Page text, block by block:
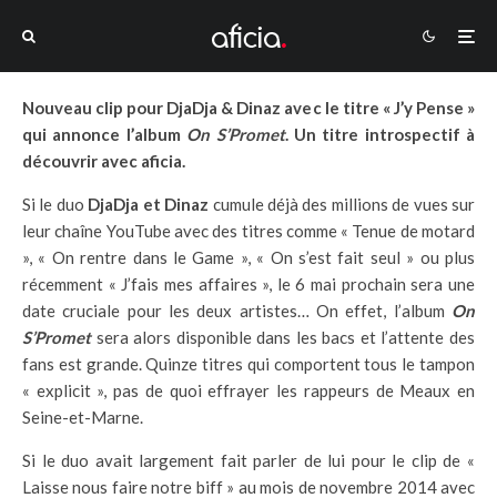
Nouveau clip pour DjaDja & Dinaz avec le titre « J’y Pense »
qui annonce l’album On S’Promet. Un titre introspectif à
découvrir avec aficia.
Si le duo DjaDja et Dinaz cumule déjà des millions de vues sur
leur chaîne YouTube avec des titres comme « Tenue de motard
», « On rentre dans le Game », « On s’est fait seul » ou plus
récemment « J’fais mes affaires », le 6 mai prochain sera une
date cruciale pour les deux artistes… On effet, l’album On
S’Prometsera alors disponible dans les bacs et l’attente des
fans est grande. Quinze titres qui comportent tous le tampon
« explicit », pas de quoi effrayer les rappeurs de Meaux en
Seine-et-Marne.
Si le duo avait largement fait parler de lui pour le clip de «
Laisse nous faire notre biff » au mois de novembre 2014 avec